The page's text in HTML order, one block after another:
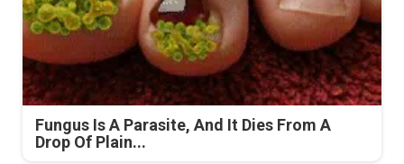
Fungus Is A Parasite, And It Dies From A
Drop Of Plain...